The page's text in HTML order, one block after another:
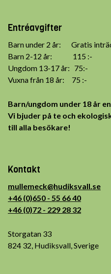
Entréavgifter
Barn under 2 år: Gratis
Barn 2-12 år: 115 :-
Ungdom 13-17 år: 75:-
Vuxna från 18 år: 75 :-
Barn/ungdom under 18 år
Vi bjuder på te och
till alla besökare!
Kontakt
mullemeck@hudiksvall.se
+46 (0)650 - 55 66 40
+46 (0)72 - 229 28 32
Storgatan 33
824 32, Hudiksvall, Sverige